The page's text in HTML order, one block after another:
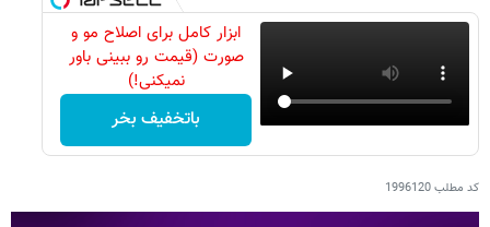
ابزار کامل برای اصلاح مو و
صورت (قیمت رو ببینی باور
نمیکنی!)
باتخفیف بخر
کد مطلب1996120